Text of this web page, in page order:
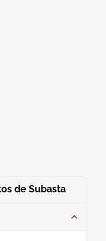
de Subasta